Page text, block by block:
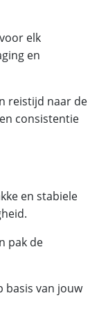
elk
en
reistijd naar de
consistentie
en stabiele
pak de
basis van jouw